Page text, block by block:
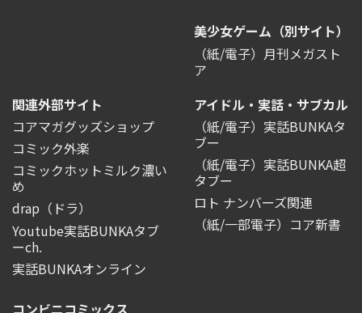
美少女ゲーム（別サイト）
（紙/電子）月刊メガスト
ア
関連外部サイト
コアマガグッズショップ
コミック外楽
コミックホットミルク濃い
め
drap（ドラ）
Youtube実話BUNKAタブ
ーch.
実話BUNKAオンライン
アイドル・実話・サブカル
（紙/電子）実話BUNKAタ
ブー
（紙/電子）実話BUNKA超
タブー
ロト ナンバーズ関連
（紙/一部電子）コア新書
コンビニコミックス